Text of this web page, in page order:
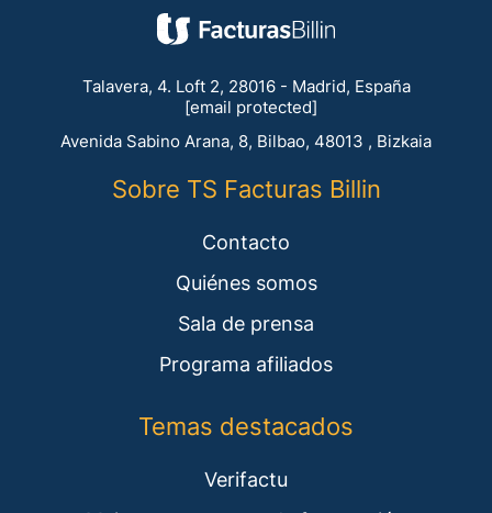
Talavera, 4. Loft 2, 28016 - Madrid, España
[email protected]
Avenida Sabino Arana, 8, Bilbao, 48013 , Bizkaia
Sobre TS Facturas Billin
Contacto
Quiénes somos
Sala de prensa
Programa afiliados
Temas destacados
Verifactu